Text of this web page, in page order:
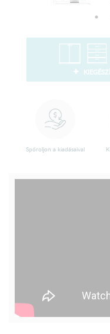
Spóroljon a kiadásaival